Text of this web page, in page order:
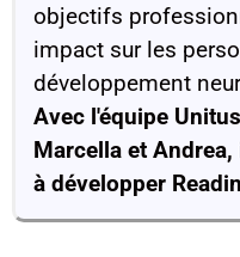
objectifs
impact sur les
développement
Avec l'équipe
Marcella et
à développer